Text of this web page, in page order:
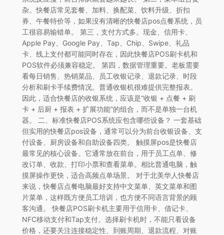
杂。快餐店常见套餐、加料、换配菜、饮料升级、折扣
券、午餐特价等，如果没有清晰的快餐店pos点餐系统，员
工很容易输错单。 第三，支付方式多。现金、信用卡、
Apple Pay、Google Pay、Tap、Chip、Swipe、礼品
卡、线上支付都可能同时存在，因此快餐店POS刷卡机和
POS软件必须兼容稳定。 第四，数据管理重要。老板需要
看每日销售、热销菜品、员工收银记录、退款记录、时段
分析和刷卡手续费情况。普通收银机很难提供完整报表。
因此，适合快餐店的收银系统，应该是“收银 + 点餐 + 刷
卡 + 后厨 + 报表 + 扩展功能”的组合，而不是单独一台机
器。 二、标准快餐店POS系统应包含哪些设备？ 一套基础
但实用的快餐店pos设备，通常可以分为前台收银设备、支
付设备、厨房设备和自助设备四类。 触摸屏pos是快餐店
最常见的核心设备。它通常放在前台，用于员工点单、修
改订单、收款、打印小票和查看菜单。相比普通电脑，触
摸屏操作更快，适合高频点单场景。 对于北美华人快餐店
来说，快餐店点餐电脑最好支持中文菜单、英文菜单和图
片菜单，这样既方便员工培训，也方便不同语言背景的顾
客沟通。 快餐店POS刷卡机主要用于信用卡、借记卡、
NFC移动支付和Tap支付。选择刷卡机时，不能只看设备
价格，还要关注连接稳定性、到账周期、退款流程、对账